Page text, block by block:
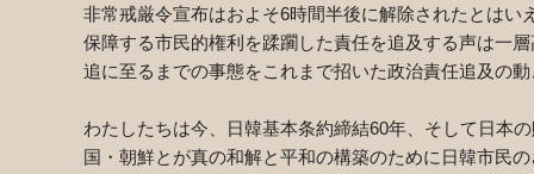
非常戒厳令宣布はおよそ6時間半後に解除されたとはい
保障する市民的権利を蹂躙した責任を追及する声は一
追に至るまでの事態をこれまで招いた政治責任追及の
わたしたちは今、日韓基本条約締結60年、そして日本
国・朝鮮とが真の和解と平和の構築のために日韓市民